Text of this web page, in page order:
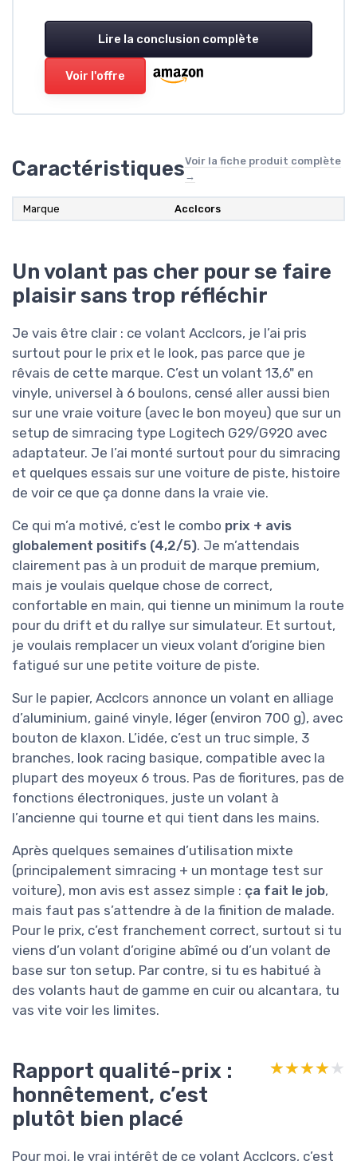
Lire la conclusion complète
Voir l'offre
CaractéristiquesVoir la fiche produit complète
→
Marque ‎Acclcors
Un volant pas cher pour se faire
plaisir sans trop réfléchir
Je vais être clair : ce volant Acclcors, je l’ai pris
surtout pour le prix et le look, pas parce que je
rêvais de cette marque. C’est un volant 13,6" en
vinyle, universel à 6 boulons, censé aller aussi bien
sur une vraie voiture (avec le bon moyeu) que sur un
setup de simracing type Logitech G29/G920 avec
adaptateur. Je l’ai monté surtout pour du simracing
et quelques essais sur une voiture de piste, histoire
de voir ce que ça donne dans la vraie vie.
Ce qui m’a motivé, c’est le combo prix + avis
globalement positifs (4,2/5). Je m’attendais
clairement pas à un produit de marque premium,
mais je voulais quelque chose de correct,
confortable en main, qui tienne un minimum la route
pour du drift et du rallye sur simulateur. Et surtout,
je voulais remplacer un vieux volant d’origine bien
fatigué sur une petite voiture de piste.
Sur le papier, Acclcors annonce un volant en alliage
d’aluminium, gainé vinyle, léger (environ 700 g), avec
bouton de klaxon. L’idée, c’est un truc simple, 3
branches, look racing basique, compatible avec la
plupart des moyeux 6 trous. Pas de fioritures, pas de
fonctions électroniques, juste un volant à
l’ancienne qui tourne et qui tient dans les mains.
Après quelques semaines d’utilisation mixte
(principalement simracing + un montage test sur
voiture), mon avis est assez simple : ça fait le job,
mais faut pas s’attendre à de la finition de malade.
Pour le prix, c’est franchement correct, surtout si tu
viens d’un volant d’origine abîmé ou d’un volant de
base sur ton setup. Par contre, si tu es habitué à
des volants haut de gamme en cuir ou alcantara, tu
vas vite voir les limites.
Rapport qualité-prix :
honnêtement, c’est
plutôt bien placé
★★★★★
★★★★★
Pour moi, le vrai intérêt de ce volant Acclcors, c’est